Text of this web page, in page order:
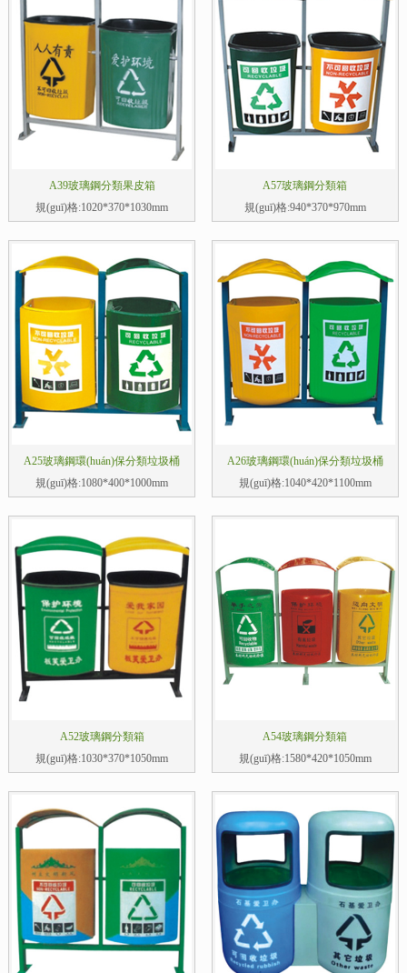
A39玻璃鋼分類果皮箱
規(guī)格:1020*370*1030mm
A57玻璃鋼分類箱
規(guī)格:940*370*970mm
A25玻璃鋼環(huán)保分類垃圾桶
規(guī)格:1080*400*1000mm
A26玻璃鋼環(huán)保分類垃圾桶
規(guī)格:1040*420*1100mm
A52玻璃鋼分類箱
規(guī)格:1030*370*1050mm
A54玻璃鋼分類箱
規(guī)格:1580*420*1050mm